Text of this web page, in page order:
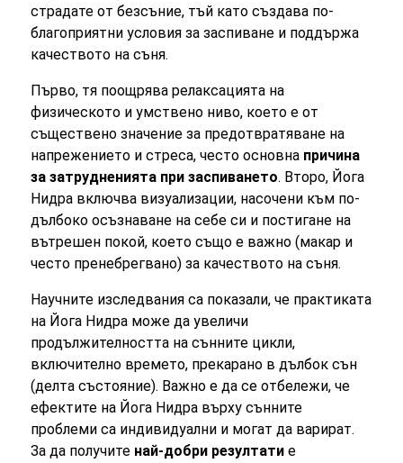
страдате от безсъние, тъй като създава по-
благоприятни условия за заспиване и поддържа
качеството на съня.
Първо, тя поощрява релаксацията на
физическото и умствено ниво, което е от
съществено значение за предотвратяване на
напрежението и стреса, често основна причина
за затрудненията при заспиването. Второ, Йога
Нидра включва визуализации, насочени към по-
дълбоко осъзнаване на себе си и постигане на
вътрешен покой, което също е важно (макар и
често пренебрегвано) за качеството на съня.
Научните изследвания са показали, че практиката
на Йога Нидра може да увеличи
продължителността на сънните цикли,
включително времето, прекарано в дълбок сън
(делта състояние). Важно е да се отбележи, че
ефектите на Йога Нидра върху сънните
проблеми са индивидуални и могат да варират.
За да получите най-добри резултати е